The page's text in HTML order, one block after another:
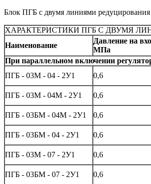
Блок ПГБ с двумя линиями
ХАРАКТЕРИСТИКИ ПГБ С ДВУМЯ
Наименование
Давление на
МПа
При параллельном включении
ПГБ - 03М - 04 - 2У1
0,6
ПГБ - 03М - 04М - 2У1
0,6
ПГБ - 03БМ - 04М - 2У1
0,6
ПГБ - 03БМ - 04 - 2У1
0,6
ПГБ - 03М - 07 - 2У1
0,6
ПГБ - 03БМ - 07 - 2У1
0,6